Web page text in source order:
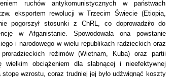
ruchów antykomunistycznych w państwach
eksportem rewolucji w Trzecim Świecie (Etiopia,
pogorszył stosunki z ChRL, co doprowadziło do
w Afganistanie. Spowodowała ona powstanie
i narodowego w wielu republikach radzieckich oraz
reżimów (Wietnam, Kuba) oraz partii
obciążeniem dla słabnącej i nieefektywnej
wzrostu, coraz trudniej jej było udźwignąć koszty